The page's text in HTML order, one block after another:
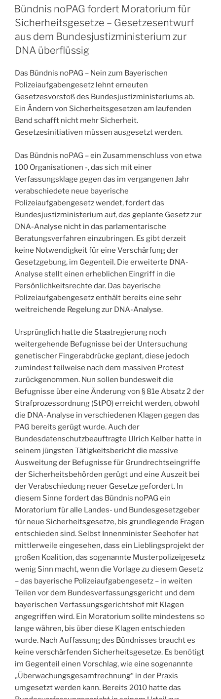
AM
Bündnis noPAG fordert Moratorium für
Sicherheitsgesetze – Gesetzesentwurf
aus dem Bundesjustizministerium zur
DNA überflüssig
Das Bündnis noPAG – Nein zum Bayerischen
Polizeiaufgabengesetz lehnt erneuten
Gesetzesvorstoß des Bundesjustizministeriums ab.
Ein Ändern von Sicherheitsgesetzen am laufenden
Band schafft nicht mehr Sicherheit.
Gesetzesinitiativen müssen ausgesetzt werden.
Das Bündnis noPAG – ein Zusammenschluss von etwa
100 Organisationen -, das sich mit einer
Verfassungsklage gegen das im vergangenen Jahr
verabschiedete neue bayerische
Polizeiaufgabengesetz wendet, fordert das
Bundesjustizministerium auf, das geplante Gesetz zur
DNA-Analyse nicht in das parlamentarische
Beratungsverfahren einzubringen. Es gibt derzeit
keine Notwendigkeit für eine Verschärfung der
Gesetzgebung, im Gegenteil. Die erweiterte DNA-
Analyse stellt einen erheblichen Eingriff in die
Persönlichkeitsrechte dar. Das bayerische
Polizeiaufgabengesetz enthält bereits eine sehr
weitreichende Regelung zur DNA-Analyse.
Ursprünglich hatte die Staatregierung noch
weitergehende Befugnisse bei der Untersuchung
genetischer Fingerabdrücke geplant, diese jedoch
zumindest teilweise nach dem massiven Protest
zurückgenommen. Nun sollen bundesweit die
Befugnisse über eine Änderung von § 81e Absatz 2 der
Strafprozessordnung (StPO) erreicht werden, obwohl
die DNA-Analyse in verschiedenen Klagen gegen das
PAG bereits gerügt wurde. Auch der
Bundesdatenschutzbeauftragte Ulrich Kelber hatte in
seinem jüngsten Tätigkeitsbericht die massive
Ausweitung der Befugnisse für Grundrechtseingriffe
der Sicherheitsbehörden gerügt und eine Auszeit bei
der Verabschiedung neuer Gesetze gefordert. In
diesem Sinne fordert das Bündnis noPAG ein
Moratorium für alle Landes- und Bundesgesetzgeber
für neue Sicherheitsgesetze, bis grundlegende Fragen
entschieden sind. Selbst Innenminister Seehofer hat
mittlerweile eingesehen, dass ein Lieblingsprojekt der
großen Koalition, das sogenannte Musterpolizeigesetz
wenig Sinn macht, wenn die Vorlage zu diesem Gesetz
– das bayerische Polizeiaufgabengesetz – in weiten
Teilen vor dem Bundesverfassungsgericht und dem
bayerischen Verfassungsgerichtshof mit Klagen
angegriffen wird. Ein Moratorium sollte mindestens so
lange währen, bis über diese Klagen entschieden
wurde. Nach Auffassung des Bündnisses braucht es
keine verschärfenden Sicherheitsgesetze. Es benötigt
im Gegenteil einen Vorschlag, wie eine sogenannte
„Überwachungsgesamtrechnung“ in der Praxis
umgesetzt werden kann. Bereits 2010 hatte das